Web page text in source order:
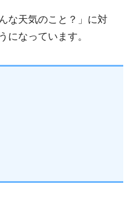
な天気のこと？」に対
になっています。